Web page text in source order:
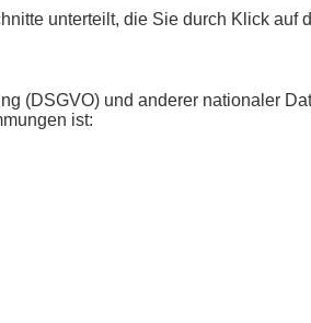
unterteilt, die Sie durch Klick auf
(DSGVO) und anderer nationaler
ist: